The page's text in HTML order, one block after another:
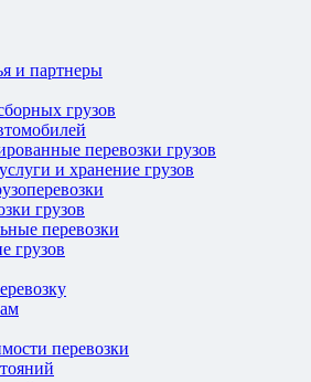
и партнеры
грузов
перевозки грузов
и хранение грузов
грузов
перевозки
грузов
перевозки